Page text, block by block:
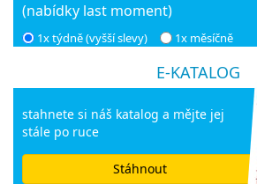
(nabídky last moment)
1x týdně (vyšší slevy) 1x měsíčně
E-KATALOG
stahnete si náš katalog a mějte jej
stále po ruce
Stáhnout